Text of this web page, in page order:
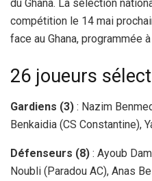
du Ghana. La sélection
compétition le 14 mai
face au Ghana, programmée
26 joueurs
Gardiens (3) : Nazim
Benkaidia (CS Constantine),
Défenseurs (8) : Ayoub
Noubli (Paradou AC), Anas